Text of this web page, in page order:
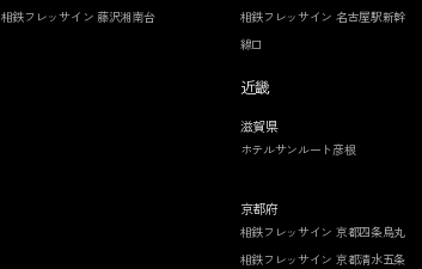
相鉄フレッサイン 藤沢湘南台
相鉄フレッサイン 名古屋駅新幹
線口
近畿
滋賀県
ホテルサンルート彦根
京都府
相鉄フレッサイン 京都四条烏丸
相鉄フレッサイン 京都清水五条